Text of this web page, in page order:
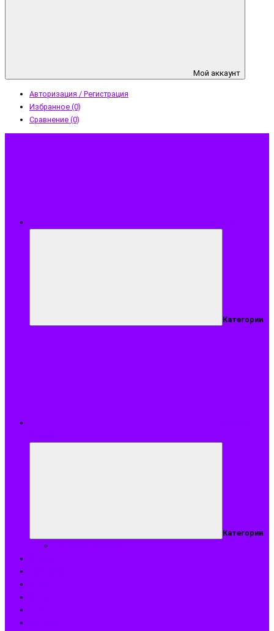
Мой аккаунт
Авторизация / Регистрация
Избранное (0)
Сравнение (0)
Категории
Категории